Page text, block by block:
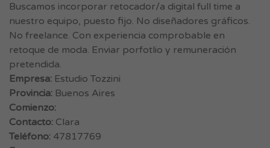
Buscamos incorporar retocador/a digital full time a
nuestro equipo, puesto fijo. No diseñadores gráficos.
No freelance. Con experiencia comprobable en
retoque de moda. Enviar porfotlio y remuneración
pretendida.
Empresa: Estudio Tozzini
Provincia: Buenos Aires
Comienzo:
Contacto: Clara
Teléfono: 47817769